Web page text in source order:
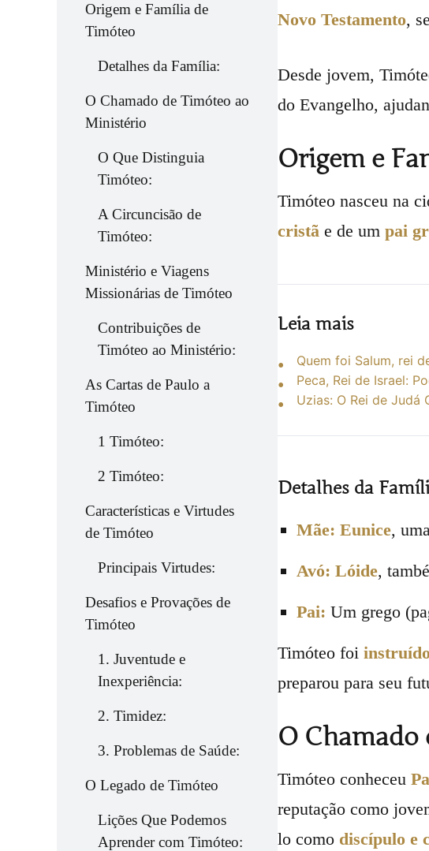
Origem e Família de
Timóteo
Detalhes da Família:
O Chamado de Timóteo ao
Ministério
O Que Distinguia
Timóteo:
A Circuncisão de
Timóteo:
Ministério e Viagens
Missionárias de Timóteo
Contribuições de
Timóteo ao Ministério:
As Cartas de Paulo a
Timóteo
1 Timóteo:
2 Timóteo:
Características e Virtudes
de Timóteo
Principais Virtudes:
Desafios e Provações de
Timóteo
1. Juventude e
Inexperiência:
2. Timidez:
3. Problemas de Saúde:
O Legado de Timóteo
Lições Que Podemos
Aprender com Timóteo:
Novo Testamento,
Desde jovem,
do Evangelho,
Origem e
Timóteo nasceu na
cristã e de um pai
Leia mais
Quem foi Salum, rei
Peca, Rei de Israel:
Uzias: O Rei de Judá
Detalhes da
Mãe: Eunice,
Avó: Lóide,
Pai: Um grego
Timóteo foi
preparou para seu
O
Timóteo conheceu
reputação como
lo como discípulo e